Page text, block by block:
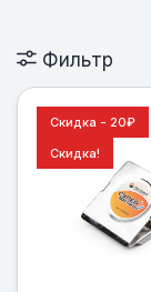
Фильтр
Скидка - 20₽
Скидка!